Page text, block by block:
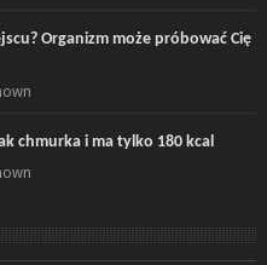
Organizm może próbować Cię
chmurka i ma tylko 180 kcal